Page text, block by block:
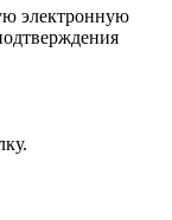
электронную